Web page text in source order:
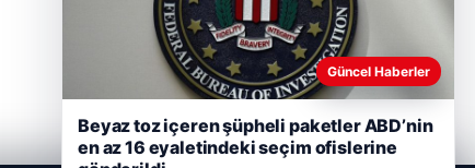
Güncel Haberler
Beyaz toz içeren şüpheli paketler ABD’nin
en az 16 eyaletindeki seçim ofislerine